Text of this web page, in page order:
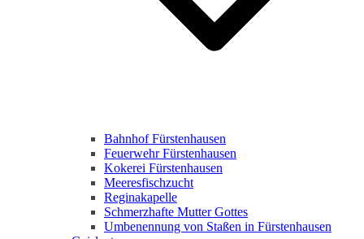
Bahnhof Fürstenhausen
Feuerwehr Fürstenhausen
Kokerei Fürstenhausen
Meeresfischzucht
Reginakapelle
Schmerzhafte Mutter Gottes
Umbenennung von Staßen in Fürstenhausen